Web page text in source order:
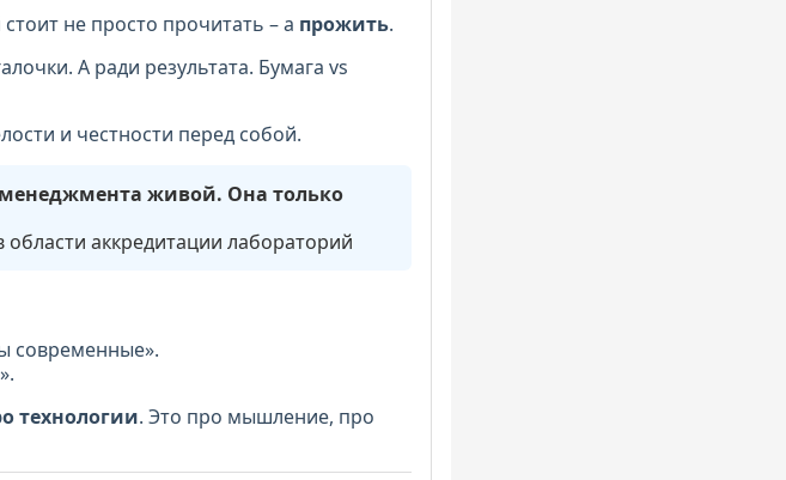
не просто прочитать – а прожить.
А ради результата. Бумага vs
и честности перед собой.
менеджмента живой. Она только
аккредитации лабораторий
современные».
технологии. Это про мышление, про